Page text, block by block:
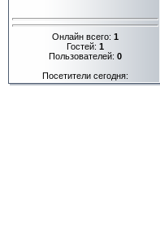
Онлайн всего: 1
Гостей: 1
Пользователей: 0
Посетители сегодня: